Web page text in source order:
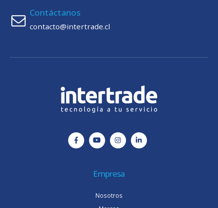
Contáctanos
contacto@intertrade.cl
Empresa
Nosotros